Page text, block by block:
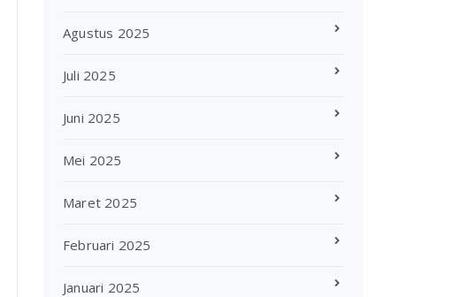
Agustus 2025
Juli 2025
Juni 2025
Mei 2025
Maret 2025
Februari 2025
Januari 2025